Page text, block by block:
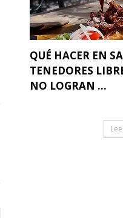
QUÉ HACER EN
TENEDORES
NO LOGRAN ...